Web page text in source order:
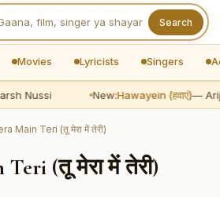
Search
Movies Lyricists Singers
Nussi New:Hawayein (हवाएं)—
Main Teri (तू मेरा में तेरी)
(तू मेरा में तेरी)